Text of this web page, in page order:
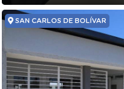
SAN CARLOS DE BOLÍVAR